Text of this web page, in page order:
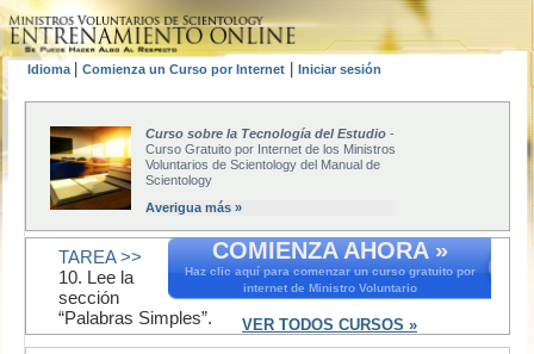
Idioma Comienza un Curso por Internet Iniciar sesión
Curso sobre la Tecnología del Estudio -
Curso Gratuito por Internet de los Ministros
Voluntarios de Scientology del Manual de
Scientology
Averigua más »
COMIENZA AHORA »
Haz clic aquí para comenzar un curso gratuito por
internet de Ministro Voluntario
VER TODOS CURSOS »
TAREA >>
10. Lee la
sección
“Palabras Simples”.